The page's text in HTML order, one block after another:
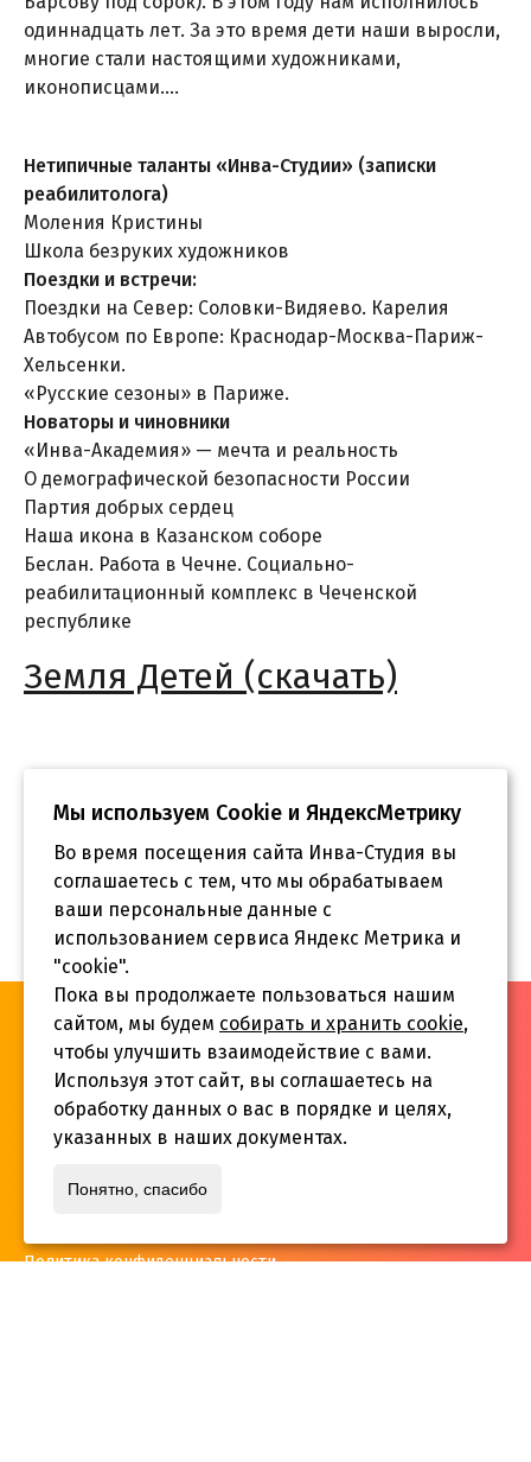
одиннадцать лет. За это время дети наши выросли,
многие стали настоящими художниками,
иконописцами….
Нетипичные таланты «Инва-Студии» (записки
реабилитолога)
Моления Кристины
Школа безруких художников
Поездки и встречи:
Поездки на Север: Соловки-Видяево. Карелия
Автобусом по Европе: Краснодар-Москва-Париж-
Хельсенки.
«Русские сезоны» в Париже.
Новаторы и чиновники
«Инва-Академия» — мечта и реальность
О демографической безопасности России
Партия добрых сердец
Наша икона в Казанском соборе
Беслан. Работа в Чечне. Социально-
реабилитационный комплекс в Чеченской
республике
Земля Детей (скачать)
«Инва-Студия. Академия. Центр социальной реабилитации»,
© 2026 г.
г. Краснодар, ул.Садовая 12/14
Политика конфиденциальности
Мы используем Сookie и ЯндексМетрику
Во время посещения сайта Инва-Студия вы
соглашаетесь с тем, что мы обрабатываем
ваши персональные данные с
использованием сервиса Яндекс Метрика и
"cookie".
Пока вы продолжаете пользоваться нашим
сайтом, мы будем собирать и хранить cookie,
чтобы улучшить взаимодействие с вами.
Используя этот сайт, вы соглашаетесь на
обработку данных о вас в порядке и целях,
указанных в наших документах.
Понятно, спасибо